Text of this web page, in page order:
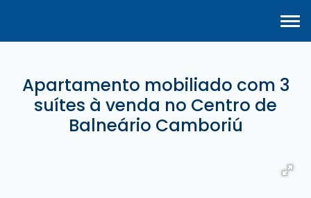
Apartamento mobiliado com 3
suítes à venda no Centro de
Balneário Camboriú